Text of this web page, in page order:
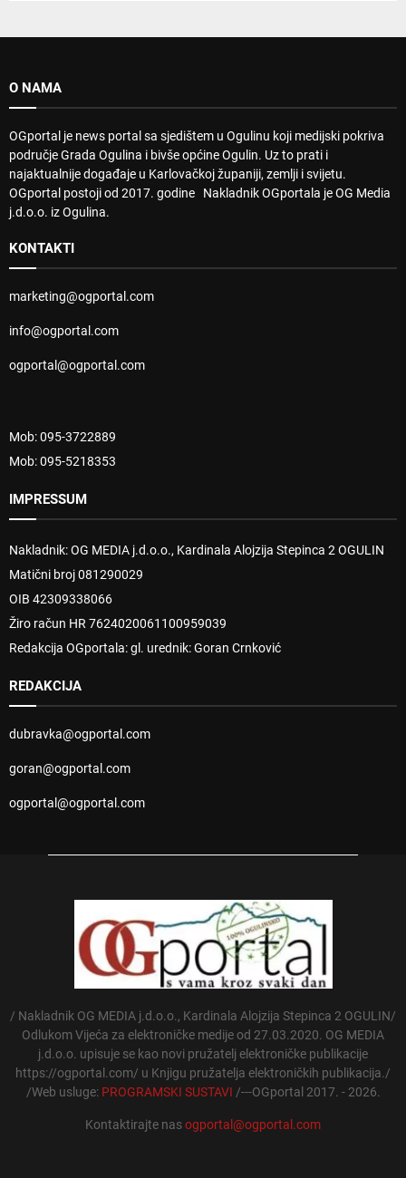
O NAMA
OGportal je news portal sa sjedištem u Ogulinu koji medijski pokriva
područje Grada Ogulina i bivše općine Ogulin. Uz to prati i
najaktualnije događaje u Karlovačkoj županiji, zemlji i svijetu.
OGportal postoji od 2017. godine Nakladnik OGportala je OG Media
j.d.o.o. iz Ogulina.
KONTAKTI
marketing@ogportal.com
info@ogportal.com
ogportal@ogportal.com
Mob: 095-3722889
Mob: 095-5218353
IMPRESSUM
Nakladnik: OG MEDIA j.d.o.o., Kardinala Alojzija Stepinca 2 OGULIN
Matični broj 081290029
OIB 42309338066
Žiro račun HR 7624020061100959039
Redakcija OGportala: gl. urednik: Goran Crnković
REDAKCIJA
dubravka@ogportal.com
goran@ogportal.com
ogportal@ogportal.com
/ Nakladnik OG MEDIA j.d.o.o., Kardinala Alojzija Stepinca 2 OGULIN/
Odlukom Vijeća za elektroničke medije od 27.03.2020. OG MEDIA
j.d.o.o. upisuje se kao novi pružatelj elektroničke publikacije
https://ogportal.com/ u Knjigu pružatelja elektroničkih publikacija./
/Web usluge: PROGRAMSKI SUSTAVI /---OGportal 2017. - 2026.
Kontaktirajte nasogportal@ogportal.com